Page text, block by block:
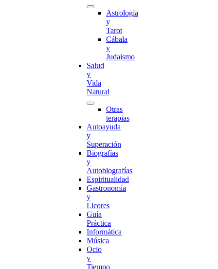
Astrología
y
Tarot
Cábala
y
Judaismo
Salud
y
Vida
Natural
Otras
terapias
Autoayuda
y
Superación
Biografías
y
Autobiografías
Espiritualidad
Gastronomía
y
Licores
Guía
Práctica
Informática
Música
Ocio
y
Tiempo